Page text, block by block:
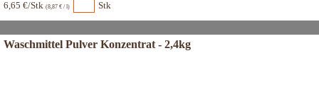
6,65 €/Stk (8,87 € / l) Stk
Waschmittel Pulver Konzentrat - 2,4kg